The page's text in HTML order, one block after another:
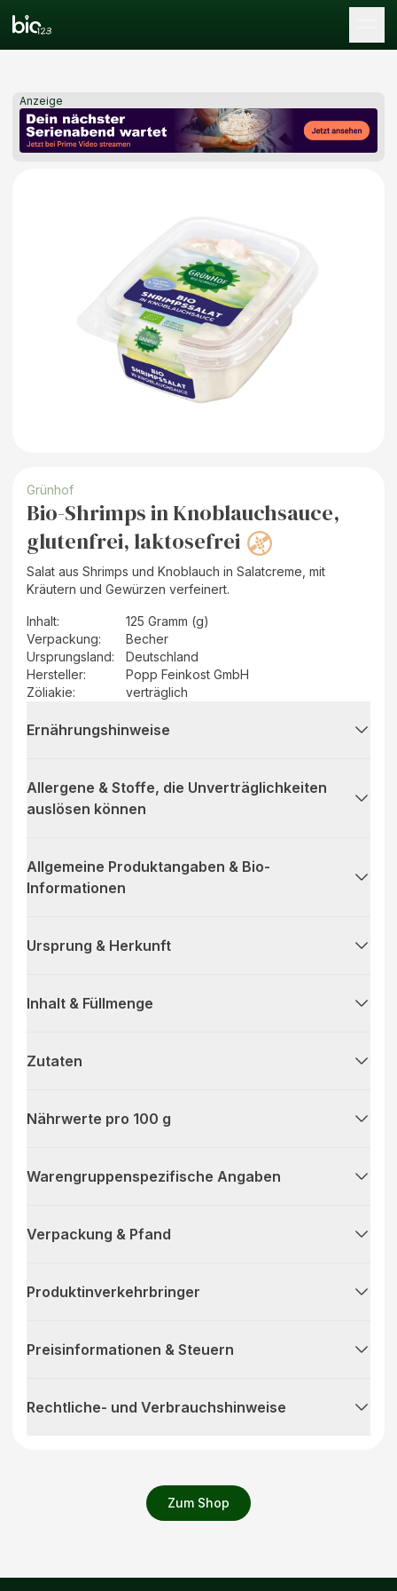
Anzeige
Zum Shop
Grünhof
Bio-Shrimps in Knoblauchsauce,
glutenfrei, laktosefrei
Salat aus Shrimps und Knoblauch in Salatcreme, mit
Kräutern und Gewürzen verfeinert.
Inhalt:
125 Gramm (g)
Verpackung:
Becher
Ursprungsland:
Deutschland
Hersteller:
Popp Feinkost GmbH
Zöliakie:
verträglich
Ernährungshinweise
Allergene & Stoffe, die Unverträglichkeiten
auslösen können
Allgemeine Produktangaben & Bio-
Informationen
Ursprung & Herkunft
Inhalt & Füllmenge
Zutaten
Nährwerte pro 100 g
Warengruppenspezifische Angaben
Verpackung & Pfand
Produktinverkehrbringer
Preisinformationen & Steuern
Rechtliche- und Verbrauchshinweise